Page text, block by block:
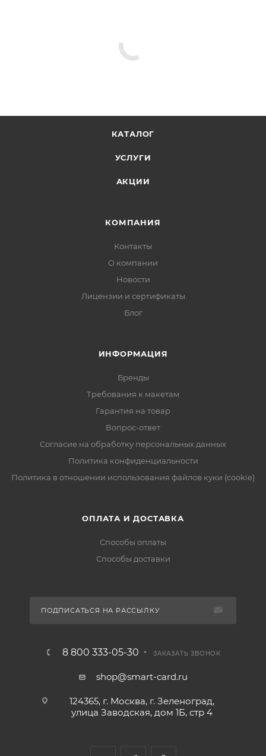
КАТАЛОГ
УСЛУГИ
АКЦИИ
КОМПАНИЯ
Контакты
О компании
Новости
Лицензии и сертификаты
Блог
ИНФОРМАЦИЯ
Бренды
Требования к макетам
Гарантия на товар
Вопрос-ответ
Согласие на обработку персональных данных
Политика конфиденциальности
Политика в отношении использования файлов куки (cookie)
ОПЛАТА И ДОСТАВКА
Способы оплаты
Способы доставки
ПОДПИСАТЬСЯ НА РАССЫЛКУ
8 800 333-05-30 ЗАКАЗАТЬ ЗВОНОК
shop@smart-card.ru
124365, г. Москва, г. Зеленоград,
улица Заводская, дом 1Б, стр 4